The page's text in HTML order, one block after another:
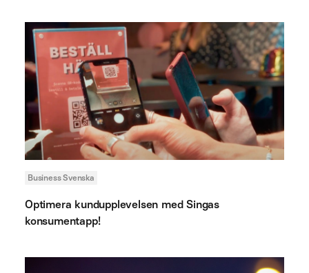
Business Svenska
Optimera kundupplevelsen med Singas
konsumentapp!